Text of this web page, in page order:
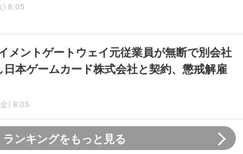
) 8:05
メントゲートウェイ元従業員が無断で別会社
日本ゲームカード株式会社と契約、懲戒解雇
) 8:05
ランキングをもっと見る